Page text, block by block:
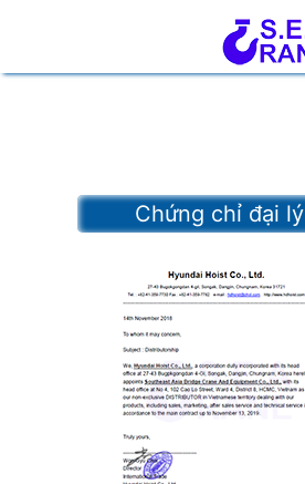
content
Chứng chỉ đại lý